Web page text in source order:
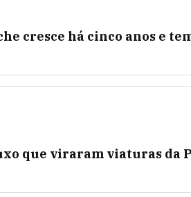
cresce há cinco anos e
que viraram viaturas da